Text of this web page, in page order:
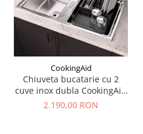
CookingAid
Chiuveta bucatarie cu 2
cuve inox dubla CookingAid
FUSION 86BB
2.190,00 RON